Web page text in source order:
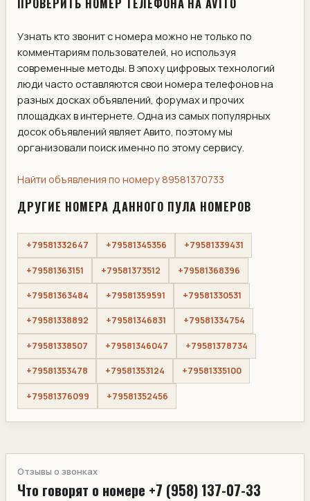
ПРОВЕРИТЬ НОМЕР ТЕЛЕФОНА НА AVITO
Узнать кто звонит с номера можно не только по
комментариям пользователей, но используя
современные методы. В эпоху цифровых технологий
люди часто оставляются свои номера телефонов на
разных досках объявлений, форумах и прочих
площадках в интернете. Одна из самых популярных
досок объявлений являет Авито, поэтому мы
организовали поиск именно по этому сервису.
Найти объявления по номеру 89581370733
ДРУГИЕ НОМЕРА ДАННОГО ПУЛА НОМЕРОВ
+79581332647 +79581345356 +79581339431
+79581363151 +79581373512 +79581368396
+79581363484 +79581359591 +79581330531
+79581338892 +79581346831 +79581334754
+79581338507 +79581346047 +79581378734
+79581353478 +79581353124 +79581335100
+79581376099 +79581352456
Отзывы о звонках
Что говорят о номере +7 (958) 137-07-33